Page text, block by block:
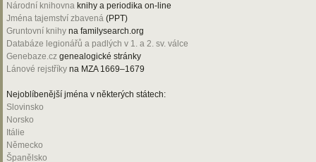
Národní knihovna knihy a periodika on-line
Jména tajemství zbavená (PPT)
Gruntovní knihy na familysearch.org
Databáze legionářů a padlých v 1. a 2. sv. válce
Genebaze.cz genealogické stránky
Lánové rejstříky na MZA 1669–1679
Nejoblíbenější jména v některých státech:
Slovinsko
Norsko
Itálie
Německo
Španělsko